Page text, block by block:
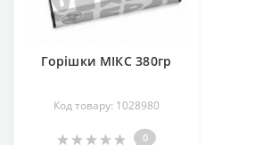
Горішки МІКС 380гр
Код товару: 1028980
0